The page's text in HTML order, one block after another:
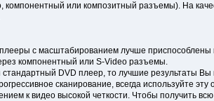
компонентный или композитный разъемы). На
с масштабированием лучше
компонентный или S-Video разъемы.
стандартный DVD плеер, то лучшие результаты
сканирование, всегда используйте
к видео высокой четкости. Чтобы получить